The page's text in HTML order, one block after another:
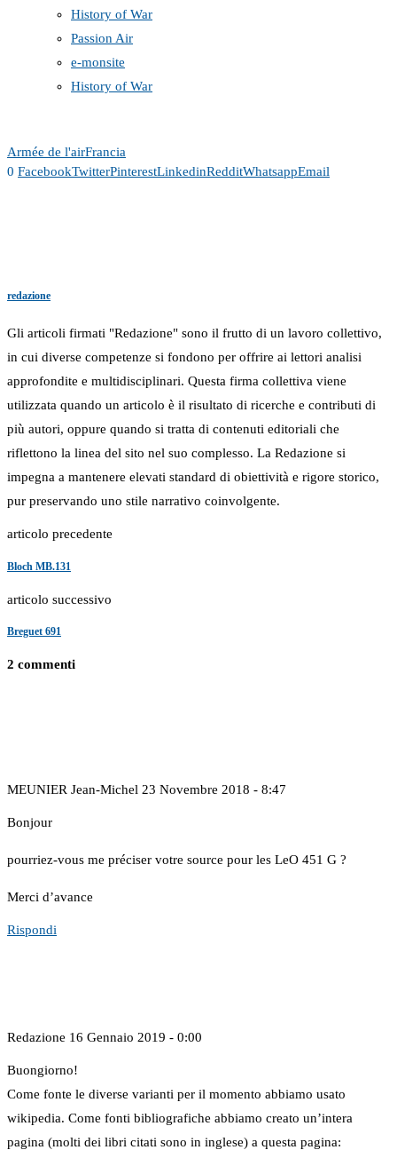
History of War
Passion Air
e-monsite
History of War
Armée de l'airFrancia
0 FacebookTwitterPinterestLinkedinRedditWhatsappEmail
redazione
Gli articoli firmati "Redazione" sono il frutto di un lavoro collettivo,
in cui diverse competenze si fondono per offrire ai lettori analisi
approfondite e multidisciplinari. Questa firma collettiva viene
utilizzata quando un articolo è il risultato di ricerche e contributi di
più autori, oppure quando si tratta di contenuti editoriali che
riflettono la linea del sito nel suo complesso. La Redazione si
impegna a mantenere elevati standard di obiettività e rigore storico,
pur preservando uno stile narrativo coinvolgente.
articolo precedente
Bloch MB.131
articolo successivo
Breguet 691
2 commenti
MEUNIER Jean-Michel 23 Novembre 2018 - 8:47
Bonjour
pourriez-vous me préciser votre source pour les LeO 451 G ?
Merci d’avance
Rispondi
Redazione 16 Gennaio 2019 - 0:00
Buongiorno!
Come fonte le diverse varianti per il momento abbiamo usato
wikipedia. Come fonti bibliografiche abbiamo creato un’intera
pagina (molti dei libri citati sono in inglese) a questa pagina: